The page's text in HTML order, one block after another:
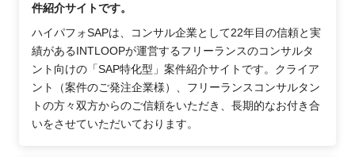
件紹介サイトです。
ハイパフォSAPは、コンサル企業として22年目の信頼と実
績があるINTLOOPが運営するフリーランスのコンサルタ
ント向けの「SAP特化型」案件紹介サイトです。クライア
ント（案件のご発注企業様）、フリーランスコンサルタン
トの方々双方からのご信頼をいただき、長期的なお付き合
いをさせていただいております。